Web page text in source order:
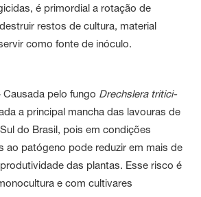
é primordial a rotação de
restos de cultura, material
como fonte de inóculo.
Causada pelo fungo Drechslera tritici-
a principal mancha das lavouras de
do Brasil, pois em condições
ao patógeno pode reduzir em mais de
das plantas. Esse risco é
e com cultivares